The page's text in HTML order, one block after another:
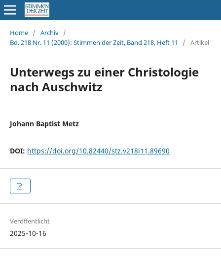
Home / Archiv /
Bd. 218 Nr. 11 (2000): Stimmen der Zeit, Band 218, Heft 11
/ Artikel
Unterwegs zu einer Christologie
nach Auschwitz
Johann Baptist Metz
DOI: https://doi.org/10.82440/stz.v218i11.89690
Veröffentlicht
2025-10-16